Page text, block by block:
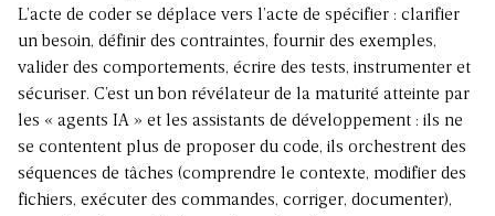
L’acte de coder se déplace vers l’acte de spécifier : clarifier
un besoin, définir des contraintes, fournir des exemples,
valider des comportements, écrire des tests, instrumenter et
sécuriser. C’est un bon révélateur de la maturité atteinte par
les « agents IA » et les assistants de développement : ils ne
se contentent plus de proposer du code, ils orchestrent des
séquences de tâches (comprendre le contexte, modifier des
fichiers, exécuter des commandes, corriger, documenter),